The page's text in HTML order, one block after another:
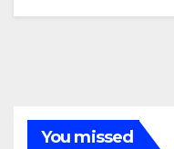
You missed